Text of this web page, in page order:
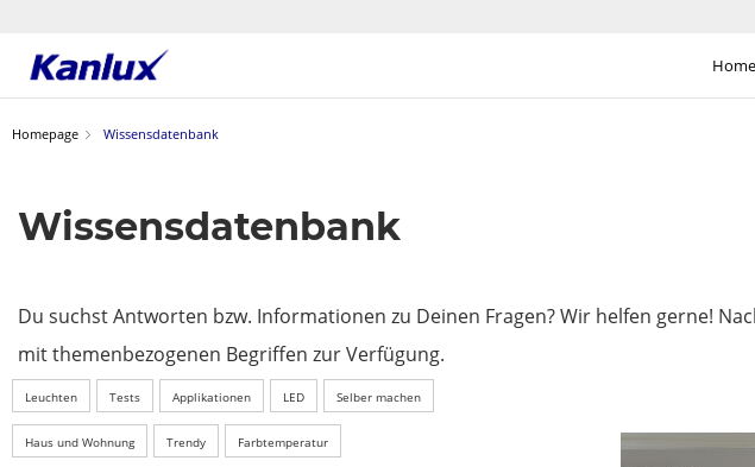
Strona
Kanlux
Homepage Wissensdatenbank
Wissensdatenbank
Du suchst Antworten bzw. Informationen zu Deinen Fragen? Wir helfen gerne!
mit themenbezogenen Begriffen zur Verfügung.
Leuchten Tests Applikationen LED Selber machen
Haus und Wohnung Trendy Farbtemperatur